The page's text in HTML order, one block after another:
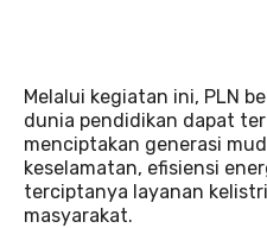
Melalui kegiatan ini, PLN
dunia pendidikan dapat
menciptakan generasi
keselamatan, efisiensi
terciptanya layanan
masyarakat.